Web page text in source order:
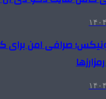
۰۷
صرافی امن برای
۲۱